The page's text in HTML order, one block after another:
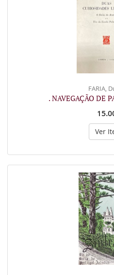
FARIA,
. NAVEGAÇÃO DE
Ver